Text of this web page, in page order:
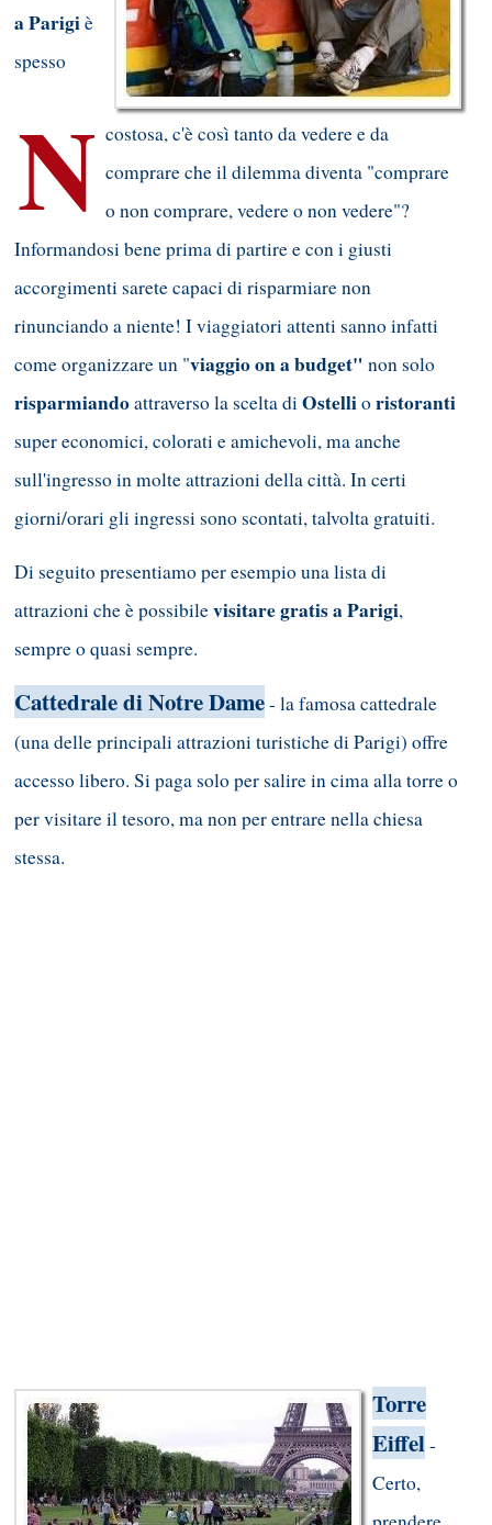
N
a Parigiè
spesso
costosa, c'è così tanto da vedere e da
comprare che il dilemma diventa "comprare
o non comprare, vedere o non vedere"?
Informandosi bene prima di partire e con i giusti
accorgimenti sarete capaci di risparmiare non
rinunciando a niente! I viaggiatori attenti sanno infatti
come organizzare un "viaggio on a budget" non solo
risparmiandoattraverso la scelta diOstellioristoranti
super economici, colorati e amichevoli, ma anche
sull'ingresso in molte attrazioni della città. In certi
giorni/orari gli ingressi sono scontati, talvolta gratuiti.
Di seguito presentiamo per esempio una lista di
attrazioni che è possibilevisitare gratis a Parigi,
sempre o quasi sempre.
Cattedrale di Notre Dame- la famosa cattedrale
(una delle principali attrazioni turistiche di Parigi) offre
accesso libero. Si paga solo per salire in cima alla torre o
per visitare il tesoro, ma non per entrare nella chiesa
stessa.
Torre
Eiffel-
Certo,